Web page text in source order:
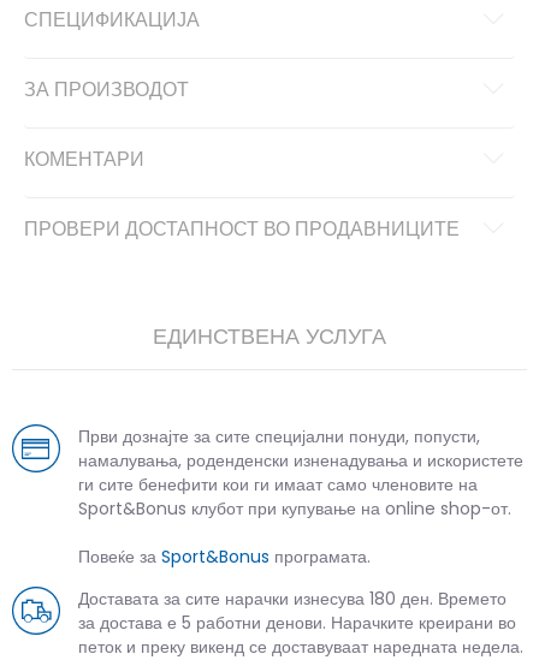
СПЕЦИФИКАЦИЈА
ЗА ПРОИЗВОДОТ
КОМЕНТАРИ
ПРОВЕРИ ДОСТАПНОСТ ВО ПРОДАВНИЦИТЕ
ЕДИНСТВЕНА УСЛУГА
Први дознајте за сите специјални понуди, попусти,
намалувања, роденденски изненадувања и искористете
ги сите бенефити кои ги имаат само членовите на
Sport&Bonus клубот при купување на online shop-от.
Повеќе за Sport&Bonus програмата.
Доставата за сите нарачки изнесува 180 ден. Времето
за достава е 5 работни денови. Нарачките креирани во
петок и преку викенд се доставуваат наредната недела.